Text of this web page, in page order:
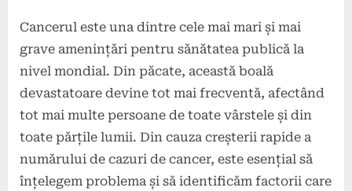
Cancerul este una dintre cele mai mari și mai
grave amenințări pentru sănătatea publică la
nivel mondial. Din păcate, această boală
devastatoare devine tot mai frecventă, afectând
tot mai multe persoane de toate vârstele și din
toate părțile lumii. Din cauza creșterii rapide a
numărului de cazuri de cancer, este esențial să
înțelegem problema și să identificăm factorii care